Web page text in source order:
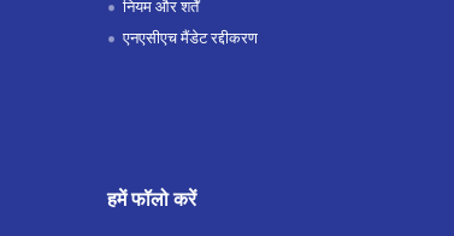
नियम और शर्तें
एनएसीएच मैंडेट रद्दीकरण
हमें फॉलो करें